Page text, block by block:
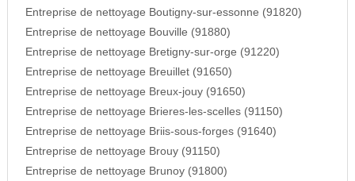
Entreprise de nettoyage Boutigny-sur-essonne (91820)
Entreprise de nettoyage Bouville (91880)
Entreprise de nettoyage Bretigny-sur-orge (91220)
Entreprise de nettoyage Breuillet (91650)
Entreprise de nettoyage Breux-jouy (91650)
Entreprise de nettoyage Brieres-les-scelles (91150)
Entreprise de nettoyage Briis-sous-forges (91640)
Entreprise de nettoyage Brouy (91150)
Entreprise de nettoyage Brunoy (91800)